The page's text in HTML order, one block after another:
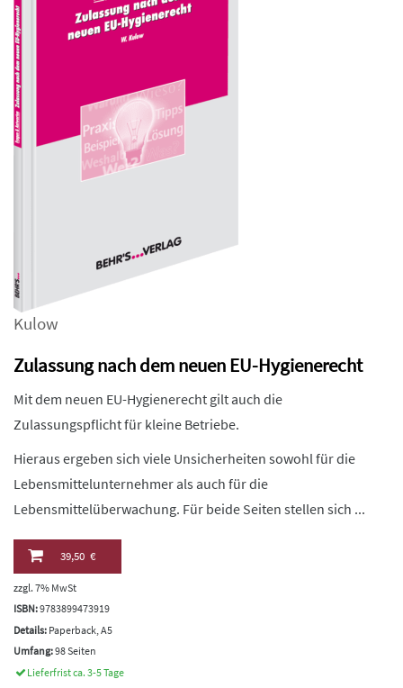
Kulow
Zulassung nach dem neuen EU-Hygienerecht
Mit dem neuen EU-Hygienerecht gilt auch die
Zulassungspflicht für kleine Betriebe.
Hieraus ergeben sich viele Unsicherheiten sowohl für die
Lebensmittelunternehmer als auch für die
Lebensmittelüberwachung. Für beide Seiten stellen sich ...
39,50 €
zzgl. 7% MwSt
ISBN:9783899473919
Details: Paperback, A5
Umfang:98 Seiten
Lieferfrist ca. 3-5 Tage